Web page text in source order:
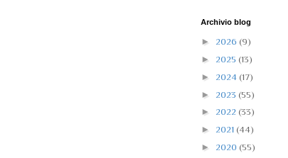
Archivio blog
► 2026 (9)
► 2025 (13)
► 2024 (17)
► 2023 (55)
► 2022 (33)
► 2021 (44)
► 2020 (55)